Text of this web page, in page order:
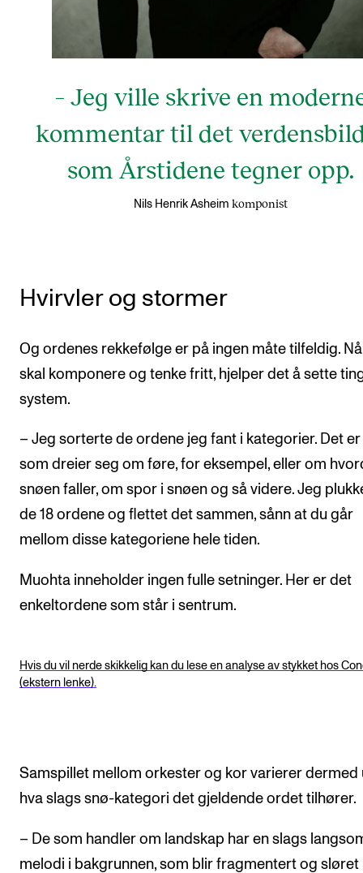
– Jeg ville skrive en
kommentar til det
som Årstidene tegner opp.
Nils Henrik Asheim komponist
Hvirvler og stormer
Og ordenes rekkefølge er på ingen måte tilfeldig.
skal komponere og tenke fritt, hjelper det å sette
system.
– Jeg sorterte de ordene jeg fant i kategorier. Det
som dreier seg om føre, for eksempel, eller om
snøen faller, om spor i snøen og så videre. Jeg
de 18 ordene og flettet det sammen, sånn at du går
mellom disse kategoriene hele tiden.
Muohta inneholder ingen fulle setninger. Her er det
enkeltordene som står i sentrum.
Hvis du vil nerde skikkelig kan du lese en analyse av stykket hos
(ekstern lenke).
Samspillet mellom orkester og kor varierer dermed
hva slags snø-kategori det gjeldende ordet tilhører.
– De som handler om landskap har en slags
melodi i bakgrunnen, som blir fragmentert og sløret